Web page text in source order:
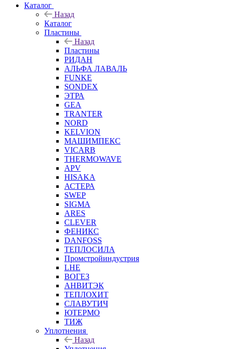
Каталог
Назад
Каталог
Пластины
Назад
Пластины
РИДАН
АЛЬФА ЛАВАЛЬ
FUNKE
SONDEX
ЭТРА
GEA
TRANTER
NORD
KELVION
МАШИМПЕКС
VICARB
THERMOWAVE
APV
HISAKA
АСТЕРА
SWEP
SIGMA
ARES
CLEVER
ФЕНИКС
DANFOSS
ТЕПЛОСИЛА
Промстройиндустрия
LHE
ВОГЕЗ
АНВИТЭК
ТЕПЛОХИТ
СЛАВУТИЧ
ЮТЕРМО
ТИЖ
Уплотнения
Назад